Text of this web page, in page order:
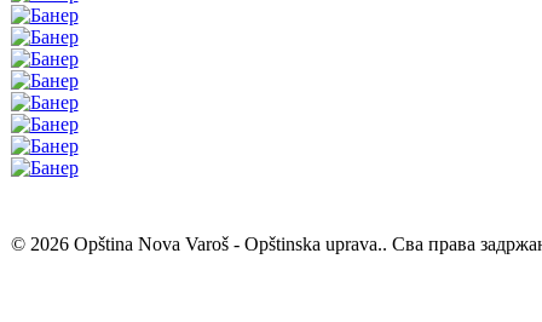
© 2026 Opština Nova Varoš - Opštinska uprava.. Сва права